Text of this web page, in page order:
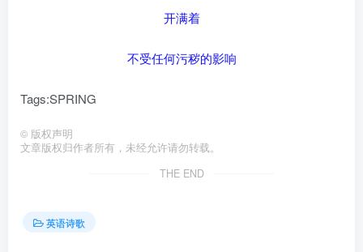
开满着
不受任何污秽的影响
Tags:SPRING
© 版权声明
文章版权归作者所有，未经允许请勿转载。
THE END
英语诗歌